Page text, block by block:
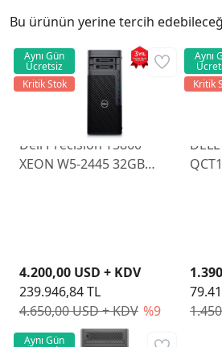
Bu ürünün yerine tercih
Dell Precision T5860
XEON W5-2445 32GB
4.650,00 USD + KDV %9
4.200,00 USD + KDV
239.946,84 TL
Aynı Gün
Ücretsiz
Kritik Stok
Aynı
Kritik
Aynı Gün